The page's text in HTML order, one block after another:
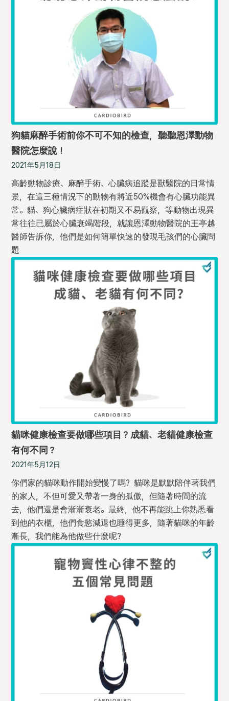
狗貓麻醉手術前你不可不知的檢查，聽聽恩澤動物
醫院怎麼說！
2021年5月18日
高齡動物診療、麻醉手術、心臟病追蹤是獸醫院的日常情
景，在這三種情況下的動物有將近50%機會有心臟功能異
常。貓、狗心臟病症狀在初期又不易觀察，等動物出現異
常往往已屬於心臟衰竭階段，就讓恩澤動物醫院的王亭越
醫師告訴你，他們是如何簡單快速的發現毛孩們的心臟問
題
貓咪健康檢查要做哪些項目？成貓、老貓健康檢查
有何不同？
2021年5月12日
你們家的貓咪動作開始變慢了嗎? 貓咪是默默陪伴著我們
的家人，不但可愛又帶著一身的孤傲，但隨著時間的流
去，他們還是會漸漸衰老。最終，他不再能跳上你熟悉看
到他的衣櫃，他們食慾減退也睡得更多，隨著貓咪的年齡
漸長，我們能為他做些什麼呢?